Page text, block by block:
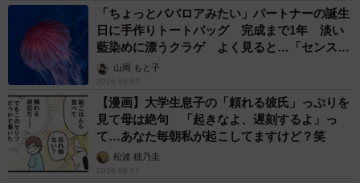
「ちょっとババロアみたい」パートナーの誕生
日に手作りトートバッグ 完成まで1年 淡い
藍染めに漂うクラゲ よく見ると…「センスす
ごい」山岡 もと子
2026.08.07
【漫画】大学生息子の「頼れる彼氏」っぷりを
見て母は絶句 「起きなよ、遅刻するよ」っ
て…あなた毎朝私が起こしてますけど？笑
松波 穂乃圭
2026.08.07